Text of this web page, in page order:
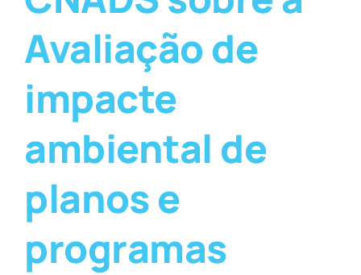
Avaliação de
impacte
ambiental de
planos e
programas